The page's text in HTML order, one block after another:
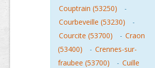
Couptrain (53250)
-
Courbeveille (53230)
-
Courcite (53700)
- Craon
(53400)
- Crennes-sur-
fraubee (53700)
- Cuille